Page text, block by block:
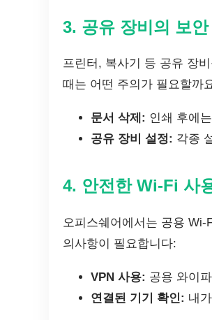
3. 공유 장비의 보안
프린터, 복사기 등 공유 장
때는 어떤 주의가 필요할까
문서 삭제: 인쇄 후에
공유 장비 설정: 각종
4. 안전한 Wi-Fi 사
오피스쉐어에서는 공용
의사항이 필요합니다:
VPN 사용: 공용 와이
연결된 기기 확인: 내